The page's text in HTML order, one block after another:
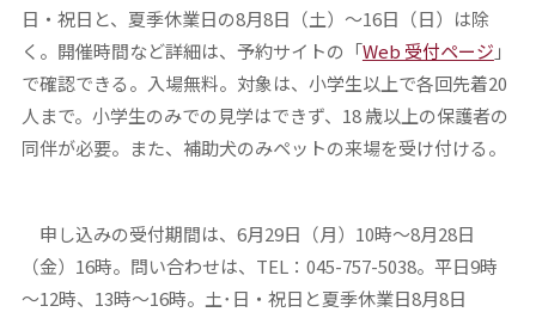
日・祝日と、夏季休業日の8月8日（土）～16日（日）は除
く。開催時間など詳細は、予約サイトの「Web 受付ページ 」
で確認できる。入場無料。対象は、小学生以上で各回先着20
人まで。小学生のみでの見学はできず、18 歳以上の保護者の
同伴が必要。また、補助犬のみペットの来場を受け付ける。
申し込みの受付期間は、6月29日（月）10時～8月28日
（金）16時。問い合わせは、TEL：045-757-5038。平日9時
～12時、13時～16時。土･日・祝日と夏季休業日8月8日